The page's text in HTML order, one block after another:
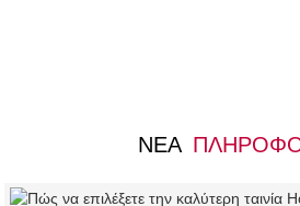
ΝΈΑ